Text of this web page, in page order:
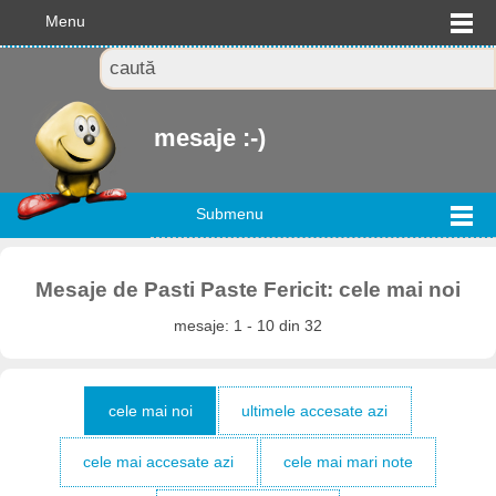
Menu
mesaje :-)
Submenu
Mesaje de Pasti Paste Fericit: cele mai noi
mesaje: 1 - 10 din 32
cele mai noi ultimele accesate azi
cele mai accesate azi cele mai mari note